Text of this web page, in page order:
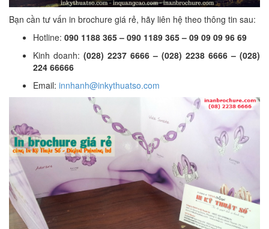
Bạn cần tư vấn in brochure giá rẻ, hãy liên hệ theo thông tin sau:
Hotline: 090 1188 365 – 090 1189 365 – 09 09 09 96 69
Kinh doanh: (028) 2237 6666 – (028) 2238 6666 – (028)
224 66666
Email: innhanh@inkythuatso.com